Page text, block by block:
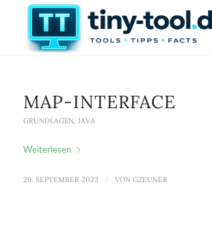
MAP-INTERFACE
GRUNDLAGEN, JAVA
Weiterlesen
29. SEPTEMBER 2023 / VON GZEUNER